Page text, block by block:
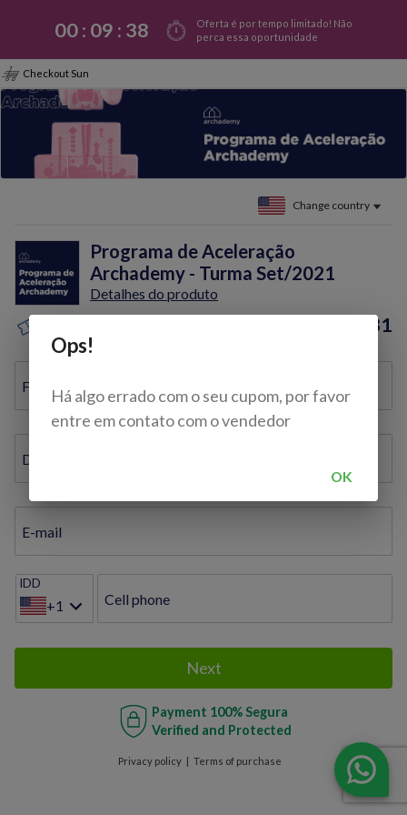
00 : 09 : 38
Oferta é por tempo limitado! Não
perca essa oportunidade
Checkout Sun
Change country
Programa de Aceleração
Archademy - Turma Set/2021
Detalhes do produto
$598.31
Full name
Document ID / VAT / TAX ID / Bil. de Identidade
E-mail
IDD
+1 Cell phone
Next
Payment 100% Segura
Verified and Protected
Privacy policy Terms of purchase
Ops!
Há algo errado com o seu cupom, por favor
entre em contato com o vendedor
OK